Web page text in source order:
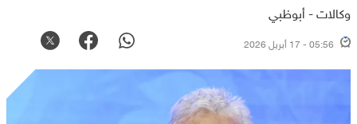
وكالات - أبوظبي
05:56 - 17 أبريل 2026